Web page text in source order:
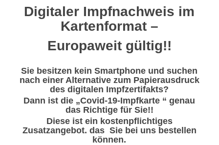
Digitaler Impfnachweis im
Kartenformat –
Europaweit gültig!!
Sie besitzen kein Smartphone und suchen
nach einer Alternative zum Papierausdruck
des digitalen Impfzertifakts?
Dann ist die „Covid-19-Impfkarte “ genau
das Richtige für Sie!!
Diese ist ein kostenpflichtiges
Zusatzangebot. das Sie bei uns bestellen
können.